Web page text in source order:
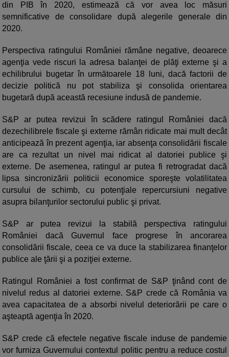
din PIB în 2020, estimează că vor avea loc măsuri
semnificative de consolidare după alegerile generale din
2020.
Perspectiva ratingului României rămâne negative, deoarece
agenţia vede riscuri la adresa balanţei de plăţi externe şi a
echilibrului bugetar în următoarele 18 luni, dacă factorii de
decizie politică nu pot stabiliza şi consolida orientarea
bugetară după această recesiune indusă de pandemie.
S&P ar putea revizui în scădere ratingul României dacă
dezechilibrele fiscale şi externe rămân ridicate mai mult decât
anticipează în prezent agenţia, iar absenţa consolidării fiscale
are ca rezultat un nivel mai ridicat al datoriei publice şi
externe. De asemenea, ratingul ar putea fi retrogradat dacă
lipsa sincronizării politicii economice sporeşte volatilitatea
cursului de schimb, cu potenţiale repercursiuni negative
asupra bilanţurilor sectorului public şi privat.
S&P ar putea revizui la stabilă perspectiva ratingului
României dacă Guvernul face progrese în ancorarea
consolidării fiscale, ceea ce va duce la stabilizarea finanţelor
publice ale ţării şi a poziţiei externe.
Ratingul României a fost confirmat de S&P ţinând cont de
nivelul redus al datoriei externe. S&P crede că România va
avea capacitatea de a absorbi nivelul deteriorării pe care o
aşteaptă agenţia în 2020.
S&P crede că efectele negative fiscale induse de pandemie
vor furniza Guvernului contextul politic pentru a reduce costul